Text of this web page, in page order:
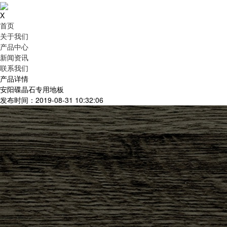
X
首页
关于我们
产品中心
新闻资讯
联系我们
产品详情
安阳碟晶石专用地板
发布时间：2019-08-31 10:32:06